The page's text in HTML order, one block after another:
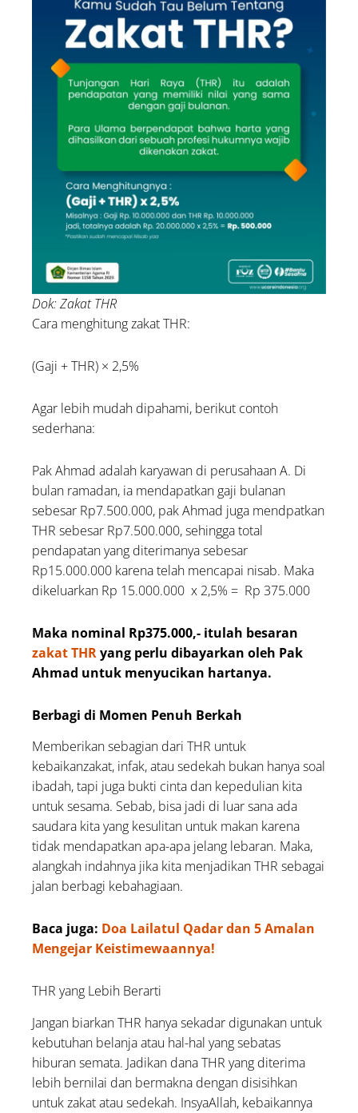
Dok: Zakat THR
Cara menghitung zakat THR:
(Gaji + THR) × 2,5%
Agar lebih mudah dipahami, berikut contoh
sederhana:
Pak Ahmad adalah karyawan di perusahaan A. Di
bulan ramadan, ia mendapatkan gaji bulanan
sebesar Rp7.500.000, pak Ahmad juga mendpatkan
THR sebesar Rp7.500.000, sehingga total
pendapatan yang diterimanya sebesar
Rp15.000.000 karena telah mencapai nisab. Maka
dikeluarkan Rp 15.000.000 x 2,5% = Rp 375.000
Maka nominal Rp375.000,- itulah besaran
zakat THRyang perlu dibayarkan oleh Pak
Ahmad untuk menyucikan hartanya.
Berbagi di Momen Penuh Berkah
Memberikan sebagian dari THR untuk
kebaikanzakat, infak, atau sedekah bukan hanya soal
ibadah, tapi juga bukti cinta dan kepedulian kita
untuk sesama. Sebab, bisa jadi di luar sana ada
saudara kita yang kesulitan untuk makan karena
tidak mendapatkan apa-apa jelang lebaran. Maka,
alangkah indahnya jika kita menjadikan THR sebagai
jalan berbagi kebahagiaan.
Baca juga: Doa Lailatul Qadar dan 5 Amalan
Mengejar Keistimewaannya!
THR yang Lebih Berarti
Jangan biarkan THR hanya sekadar digunakan untuk
kebutuhan belanja atau hal-hal yang sebatas
hiburan semata. Jadikan dana THR yang diterima
lebih bernilai dan bermakna dengan disisihkan
untuk zakat atau sedekah. InsyaAllah, kebaikannya